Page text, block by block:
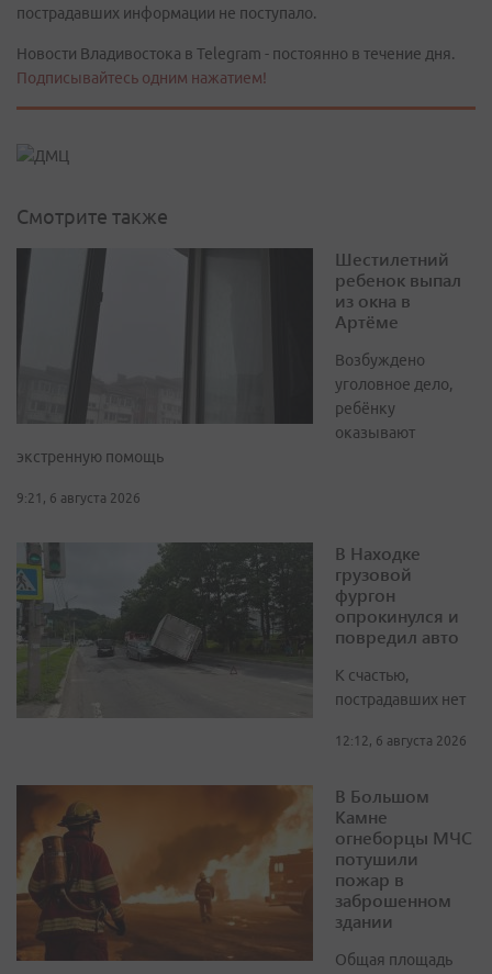
пострадавших информации не поступало.
Новости Владивостока в Telegram - постоянно в течение дня.
Подписывайтесь одним нажатием!
Смотрите также
Шестилетний
ребенок выпал
из окна в
Артёме
Возбуждено
уголовное дело,
ребёнку
оказывают
экстренную помощь
9:21, 6 августа 2026
В Находке
грузовой
фургон
опрокинулся и
повредил авто
К счастью,
пострадавших нет
12:12, 6 августа 2026
В Большом
Камне
огнеборцы МЧС
потушили
пожар в
заброшенном
здании
Общая площадь